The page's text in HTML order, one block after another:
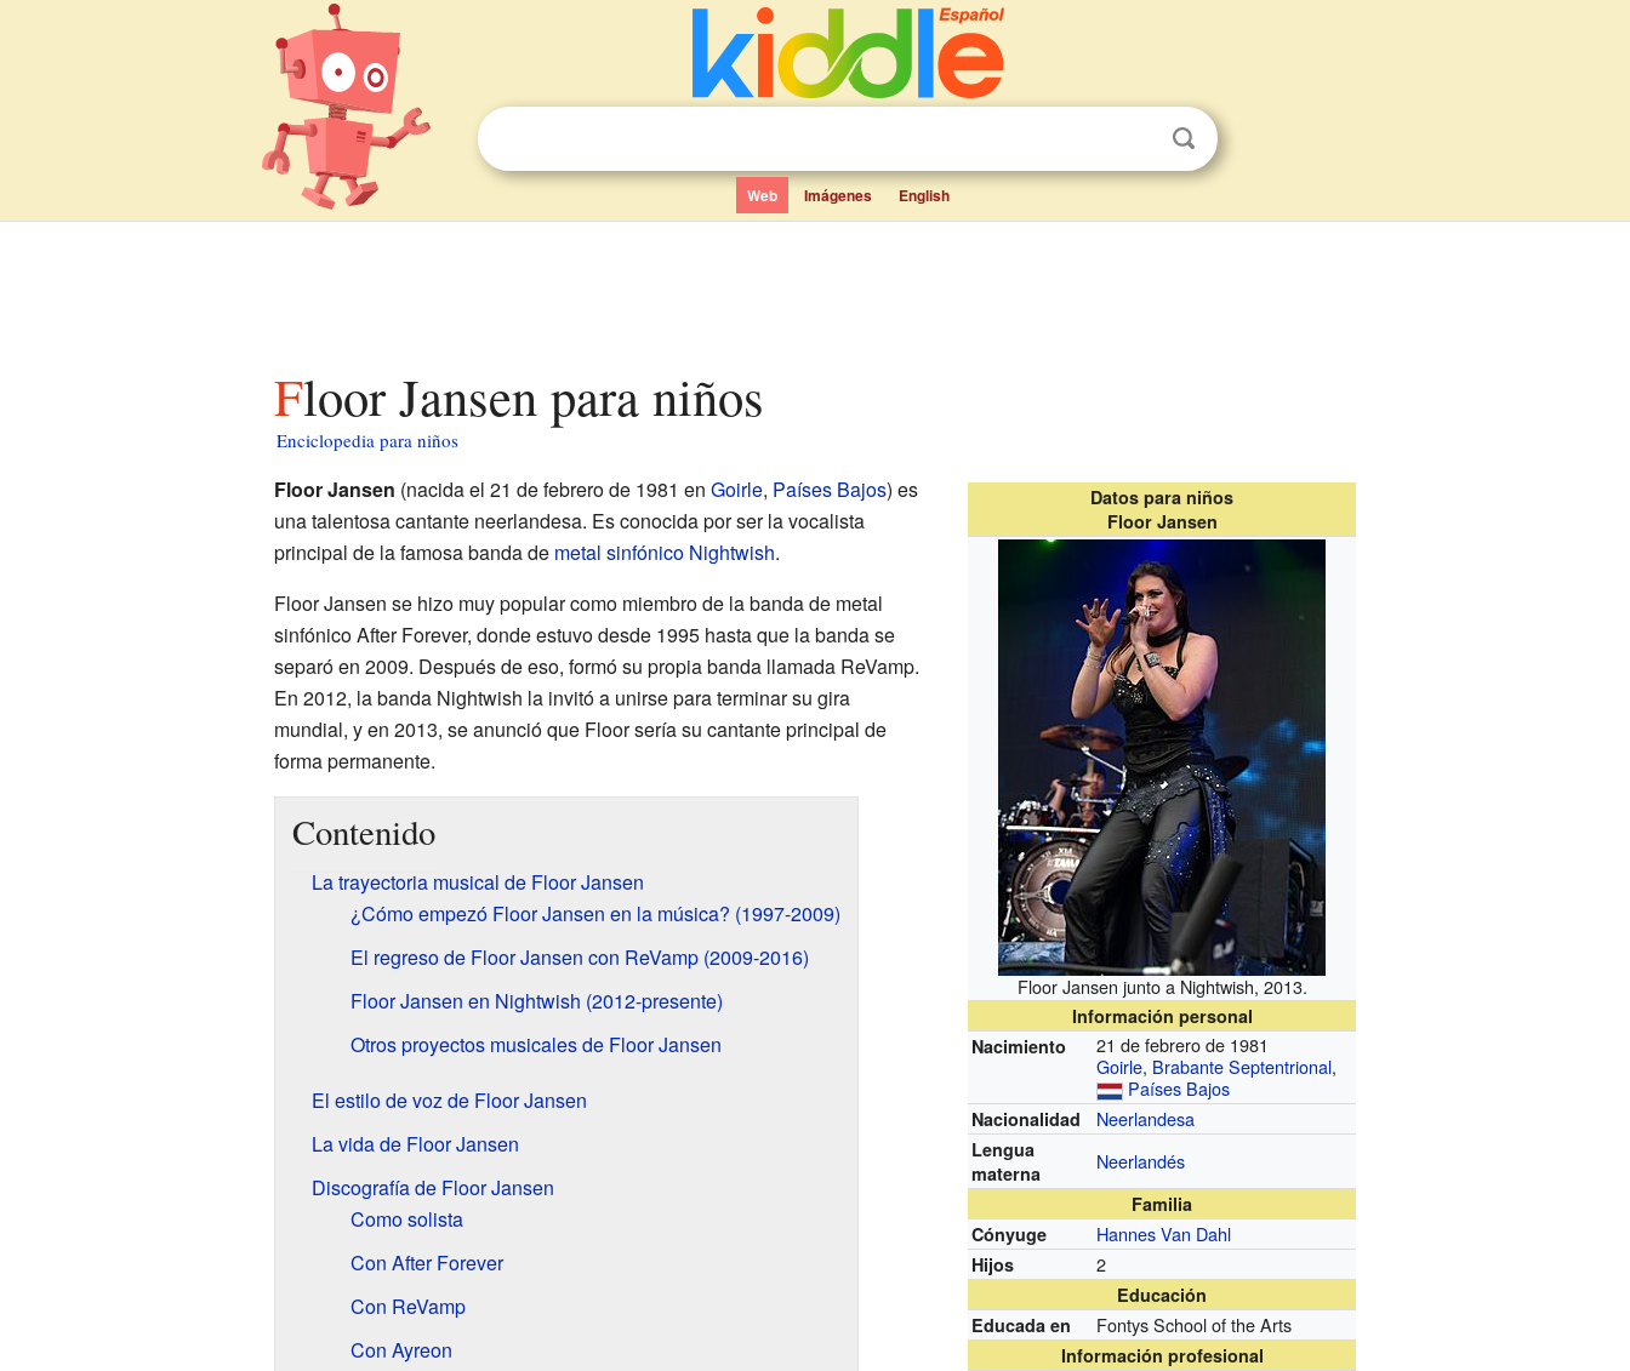
Web Imágenes English
Floor Jansen para niños
Enciclopedia para niños
Datos para niños
Floor Jansen
Floor Jansen junto a Nightwish, 2013.
Información personal
Nacimiento
21 de febrero de 1981
Goirle, Brabante Septentrional,
Países Bajos
Nacionalidad Neerlandesa
Lengua
materna
Neerlandés
Familia
Cónyuge
Hannes Van Dahl
Hijos 2
Educación
Educada en
Fontys School of the Arts
Información profesional
Floor Jansen (nacida el 21 de febrero de 1981 en Goirle, Países Bajos) es
una talentosa cantante neerlandesa. Es conocida por ser la vocalista
principal de la famosa banda de metal sinfónico Nightwish.
Floor Jansen se hizo muy popular como miembro de la banda de metal
sinfónico After Forever, donde estuvo desde 1995 hasta que la banda se
separó en 2009. Después de eso, formó su propia banda llamada ReVamp.
En 2012, la banda Nightwish la invitó a unirse para terminar su gira
mundial, y en 2013, se anunció que Floor sería su cantante principal de
forma permanente.
Contenido
La trayectoria musical de Floor Jansen
¿Cómo empezó Floor Jansen en la música? (1997-2009)
El regreso de Floor Jansen con ReVamp (2009-2016)
Floor Jansen en Nightwish (2012-presente)
Otros proyectos musicales de Floor Jansen
El estilo de voz de Floor Jansen
La vida de Floor Jansen
Discografía de Floor Jansen
Como solista
Con After Forever
Con ReVamp
Con Ayreon